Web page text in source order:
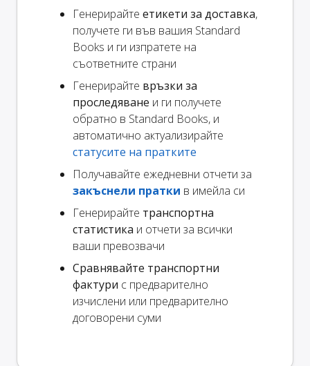
Генерирайте етикети за доставка,
получете ги във вашия Standard
Books и ги изпратете на
съответните страни
Генерирайте връзки за
проследяване и ги получете
обратно в Standard Books, и
автоматично актуализирайте
статусите на пратките
Получавайте ежедневни отчети за
закъснели пратки в имейла си
Генерирайте транспортна
статистика и отчети за всички
ваши превозвачи
Сравнявайте транспортни
фактури с предварително
изчислени или предварително
договорени суми